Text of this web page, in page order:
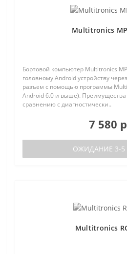
Multitronics
Бортовой компьютер Multitronics
головному Android устройству
разъем с помощью программы
Android 6.0 и выше). Преимущества
сравнению с диагностически..
7 580
ОЖИДАНИЕ 3-5
Multitronics